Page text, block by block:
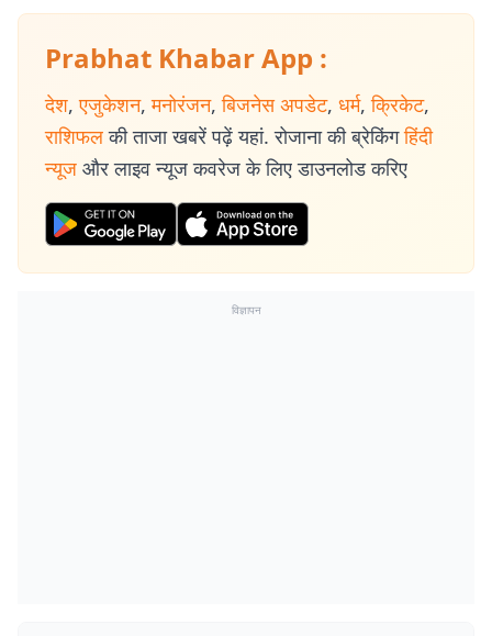
Prabhat Khabar App :
देश, एजुकेशन, मनोरंजन, बिजनेस अपडेट, धर्म, क्रिकेट,
राशिफल की ताजा खबरें पढ़ें यहां. रोजाना की ब्रेकिंग हिंदी
न्यूज और लाइव न्यूज कवरेज के लिए डाउनलोड करिए
विज्ञापन